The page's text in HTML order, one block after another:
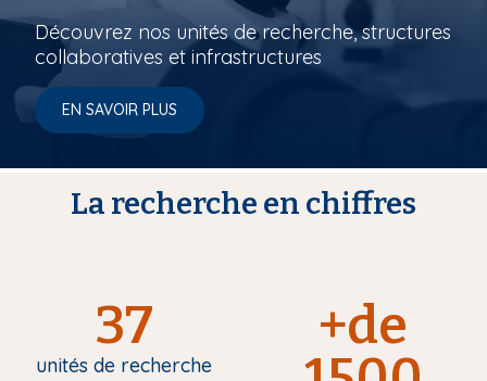
Découvrez nos unités de recherche, structures
collaboratives et infrastructures
EN SAVOIR PLUS
La recherche en chiffres
37
unités de recherche
+de